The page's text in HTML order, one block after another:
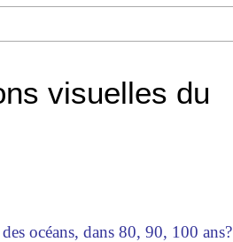
visuelles du
océans, dans 80, 90, 100 ans?